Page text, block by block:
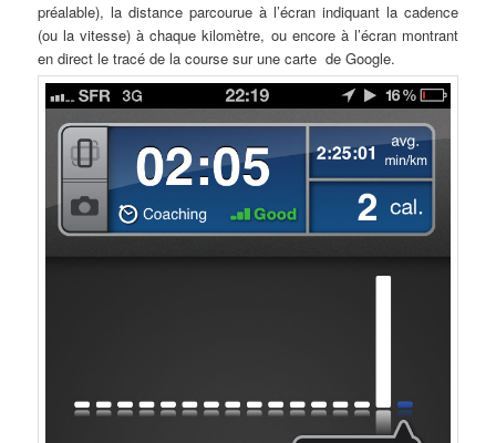
préalable), la distance parcourue à l’écran indiquant la cadence
(ou la vitesse) à chaque kilomètre, ou encore à l’écran montrant
en direct le tracé de la course sur une carte de Google.